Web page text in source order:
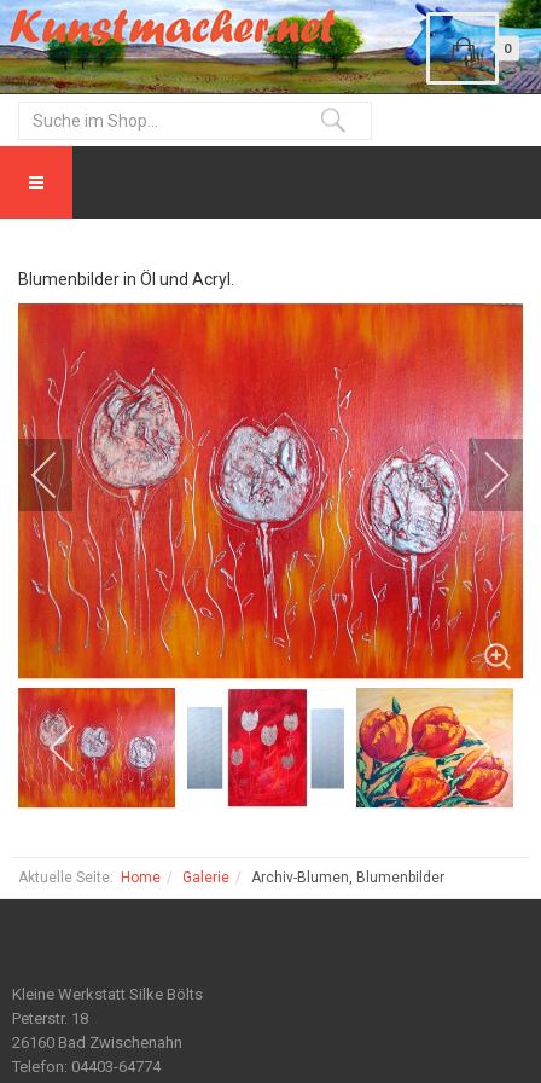
0
Blumenbilder in Öl und Acryl.
Aktuelle Seite: Home Galerie Archiv-Blumen, Blumenbilder
Kleine Werkstatt Silke Bölts
Peterstr. 18
26160 Bad Zwischenahn
Telefon: 04403-64774